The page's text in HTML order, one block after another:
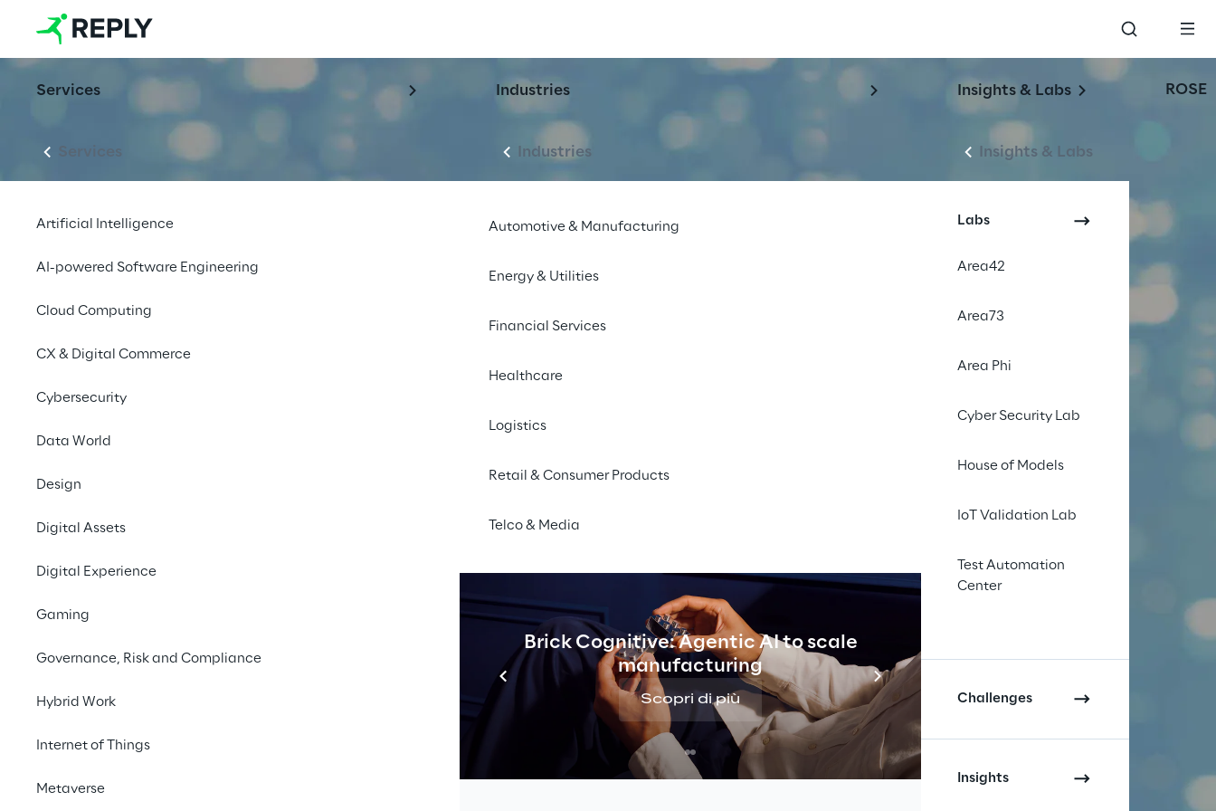
Services
Services
Artificial Intelligence
AI-powered Software Engineering
Cloud Computing
CX & Digital Commerce
Cybersecurity
Data World
Design
Digital Assets
Digital Experience
Gaming
Governance, Risk and Compliance
Hybrid Work
Internet of Things
Metaverse
Industries
Industries
Automotive & Manufacturing
Energy & Utilities
Financial Services
Healthcare
Logistics
Retail & Consumer Products
Telco & Media
Brick Cognitive: Agentic AI to scale
manufacturing
Scopri di più
Industrial
Insights & Labs
Insights & Labs
Labs
Area42
Area73
Area Phi
Cyber Security Lab
House of Models
IoT Validation Lab
Test Automation
Center
Challenges
Insights
ROSE
EVENT